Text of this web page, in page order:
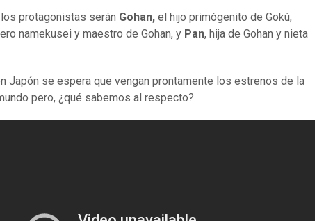
protagonistas serán Gohan, el hijo primógenito de Gokú,
namekusei y maestro de Gohan, y Pan, hija de Gohan y nieta
Japón se espera que vengan prontamente los estrenos de la
pero, ¿qué sabemos al respecto?